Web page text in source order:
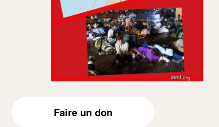
Faire un don